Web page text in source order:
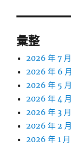
彙整
2026 年 7 月
2026 年 6 月
2026 年 5 月
2026 年 4 月
2026 年 3 月
2026 年 2 月
2026 年 1 月